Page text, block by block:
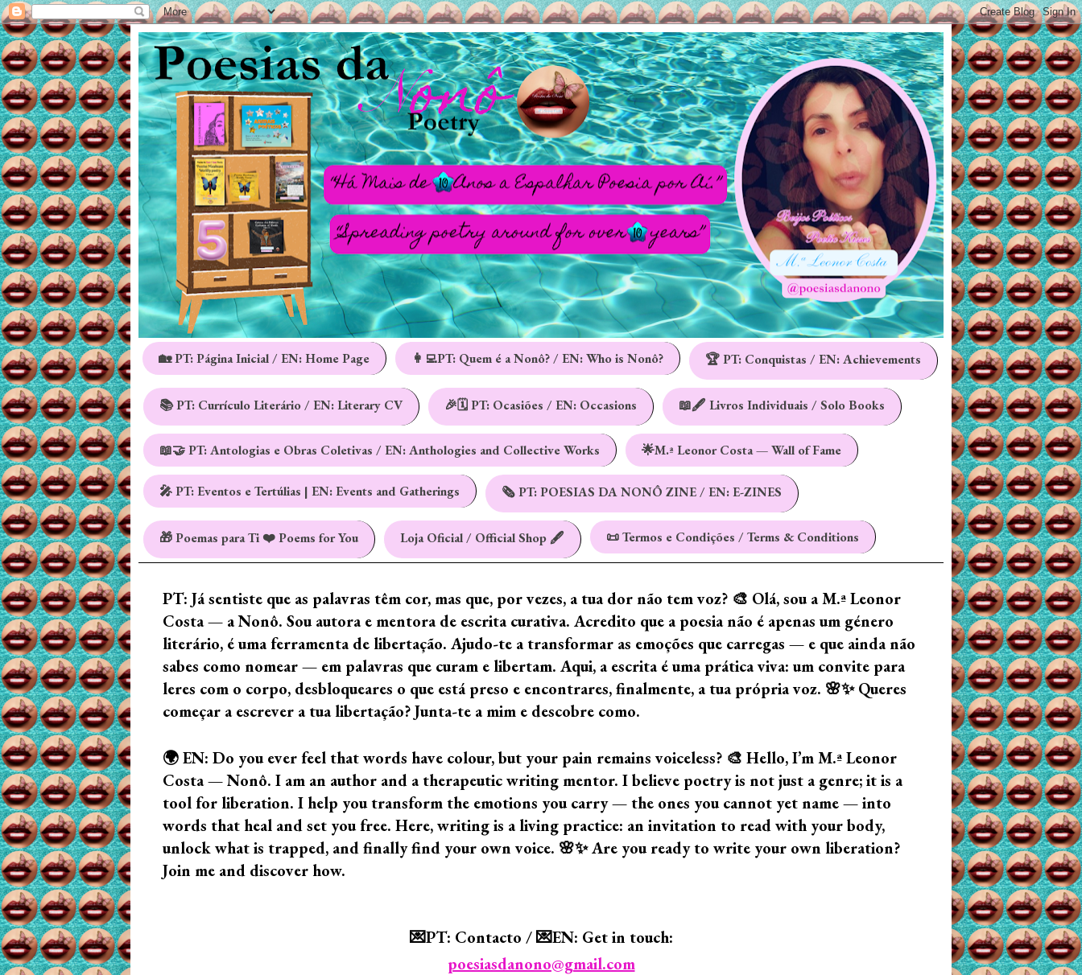
🏡 PT: Página Inicial / EN: Home Page 👩‍💻PT: Quem é a Nonô? / EN: Who is Nonô? 🏆 PT: Conquistas / EN: Achievements
📚 PT: Currículo Literário / EN: Literary CV 🎉🗓️ PT: Ocasiões / EN: Occasions 📖🖋️ Livros Individuais / Solo Books
📖🤝 PT: Antologias e Obras Coletivas / EN: Anthologies and Collective Works 🌟M.ª Leonor Costa — Wall of Fame
🎤 PT: Eventos e Tertúlias | EN: Events and Gatherings 🗞️ PT: POESIAS DA NONÔ ZINE / EN: E-ZINES
🎁 Poemas para Ti ❤️ Poems for You Loja Oficial / Official Shop 🖋️ 📜 Termos e Condições / Terms & Conditions
PT: Já sentiste que as palavras têm cor, mas que, por vezes, a tua dor não tem voz? 🎨 Olá, sou a M.ª Leonor
Costa — a Nonô. Sou autora e mentora de escrita curativa. Acredito que a poesia não é apenas um género
literário, é uma ferramenta de libertação. Ajudo-te a transformar as emoções que carregas — e que ainda não
sabes como nomear — em palavras que curam e libertam. Aqui, a escrita é uma prática viva: um convite para
leres com o corpo, desbloqueares o que está preso e encontrares, finalmente, a tua própria voz. 🌸✨ Queres
começar a escrever a tua libertação? Junta-te a mim e descobre como.
🌍 EN: Do you ever feel that words have colour, but your pain remains voiceless? 🎨 Hello, I’m M.ª Leonor
Costa — Nonô. I am an author and a therapeutic writing mentor. I believe poetry is not just a genre; it is a
tool for liberation. I help you transform the emotions you carry — the ones you cannot yet name — into
words that heal and set you free. Here, writing is a living practice: an invitation to read with your body,
unlock what is trapped, and finally find your own voice. 🌸✨ Are you ready to write your own liberation?
Join me and discover how.
💌PT: Contacto / 💌EN: Get in touch:
poesiasdanono@gmail.com